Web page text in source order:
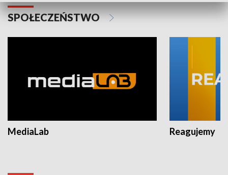
SPOŁECZEŃSTWO
MediaLab Reagujemy